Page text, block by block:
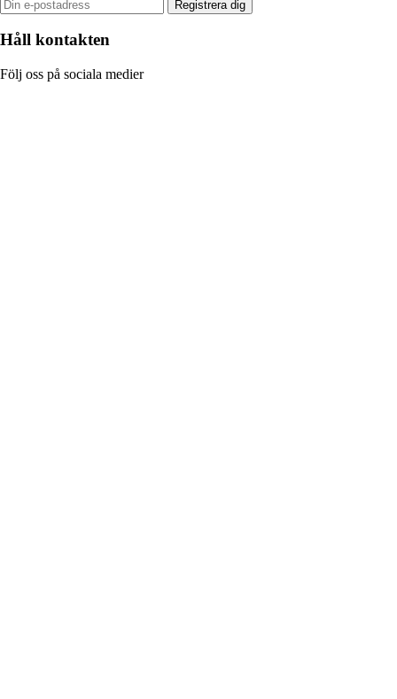
Registrera dig
Håll kontakten
Följ oss på sociala medier